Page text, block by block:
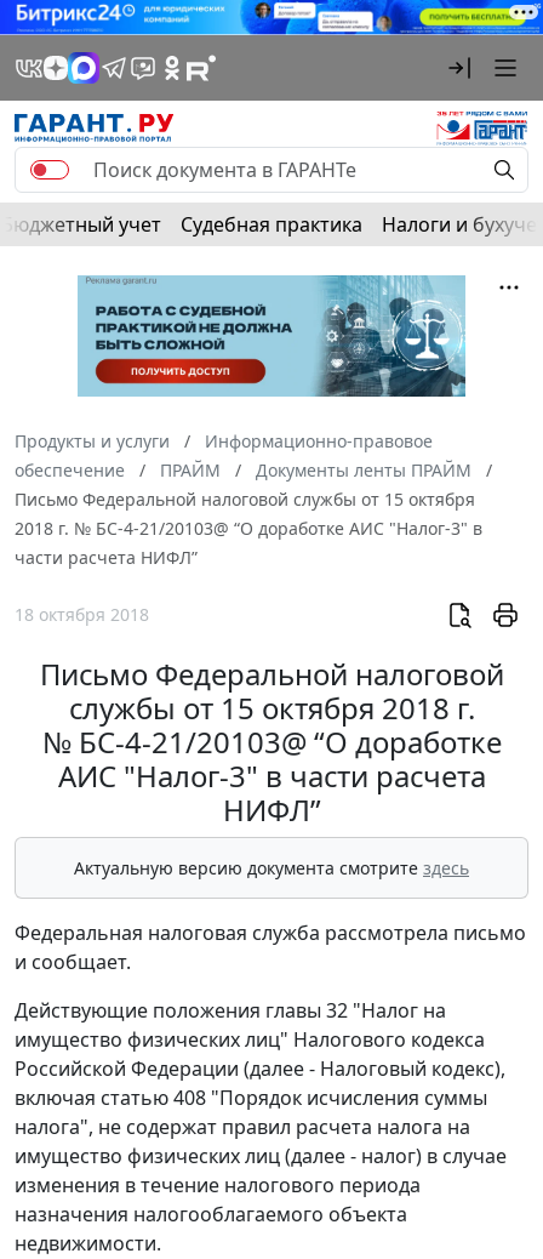
Бюджетный учет Судебная практика Налоги и
Продукты и услуги
Информационно-правовое
обеспечение
ПРАЙМ
Документы ленты ПРАЙМ
Письмо Федеральной налоговой службы от 15 октября
2018 г. № БС-4-21/20103@ “О доработке АИС "Налог-3" в
части расчета НИФЛ”
18 октября 2018
Письмо Федеральной налоговой
службы от 15 октября 2018 г.
№ БС-4-21/20103@ “О доработке
АИС "Налог-3" в части расчета
НИФЛ”
Актуальную версию документа смотрите здесь
Федеральная налоговая служба рассмотрела письмо
и сообщает.
Действующие положения главы 32 "Налог на
имущество физических лиц" Налогового кодекса
Российской Федерации (далее - Налоговый кодекс),
включая статью 408 "Порядок исчисления суммы
налога", не содержат правил расчета налога на
имущество физических лиц (далее - налог) в случае
изменения в течение налогового периода
назначения налогооблагаемого объекта
недвижимости.